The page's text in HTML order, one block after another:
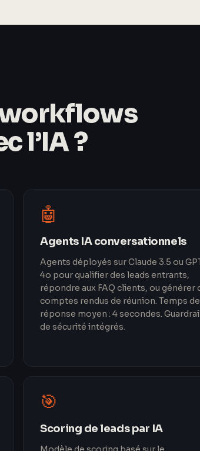
l’IA ?
🤖
Agents IA conversationnels
Agents déployés sur Claude 3.5 ou
4o pour qualifier des leads entrants,
répondre aux FAQ clients, ou générer
comptes rendus de réunion. Temps de
réponse moyen : 4 secondes.
de sécurité intégrés.
🎯
Scoring de leads par IA